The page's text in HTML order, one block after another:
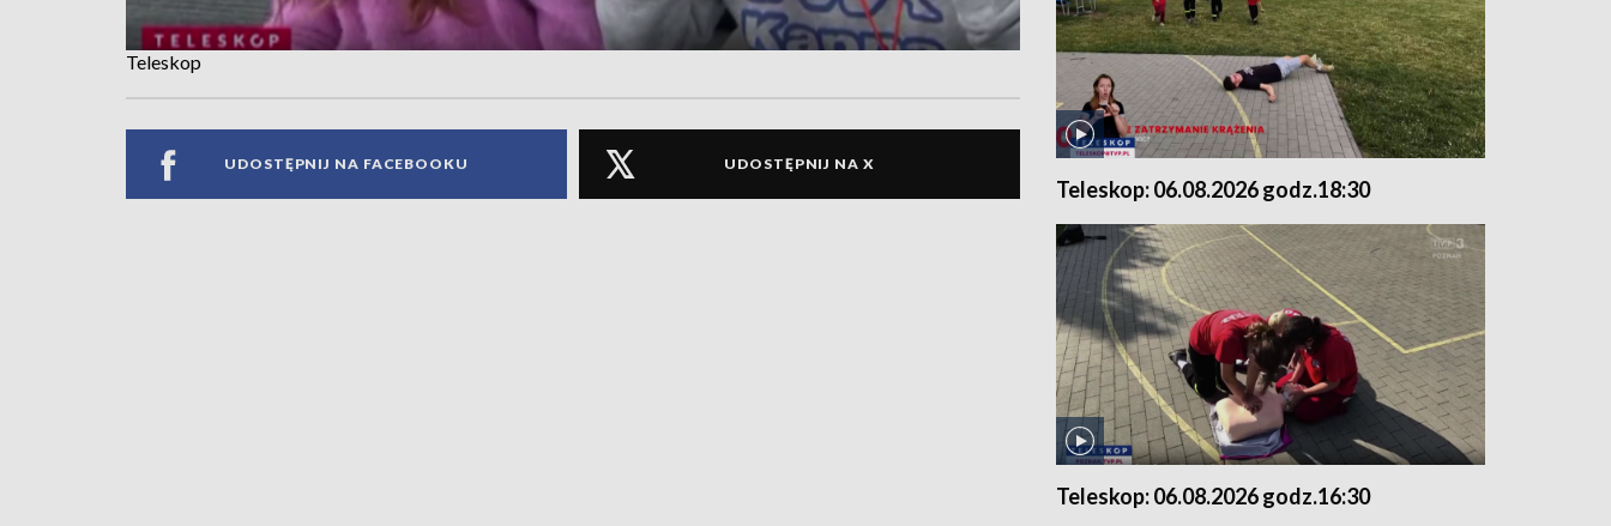
Teleskop
UDOSTĘPNIJ NA FACEBOOKU UDOSTĘPNIJ NA X
Teleskop: 06.08.2026 godz.18:30
Teleskop: 06.08.2026 godz.16:30